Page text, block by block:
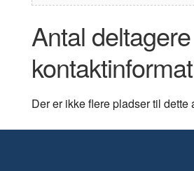
Antal
Der er ikke flere pladser til dette